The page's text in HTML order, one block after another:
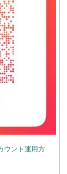
ウント運用方